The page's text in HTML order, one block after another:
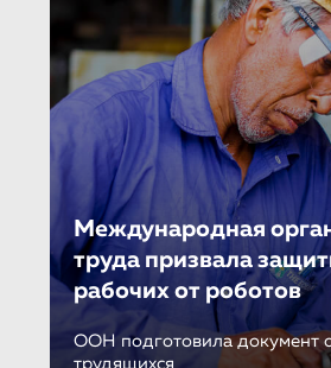
Международная
труда призвала
рабочих от роботов
ООН подготовила документ
трудящихся